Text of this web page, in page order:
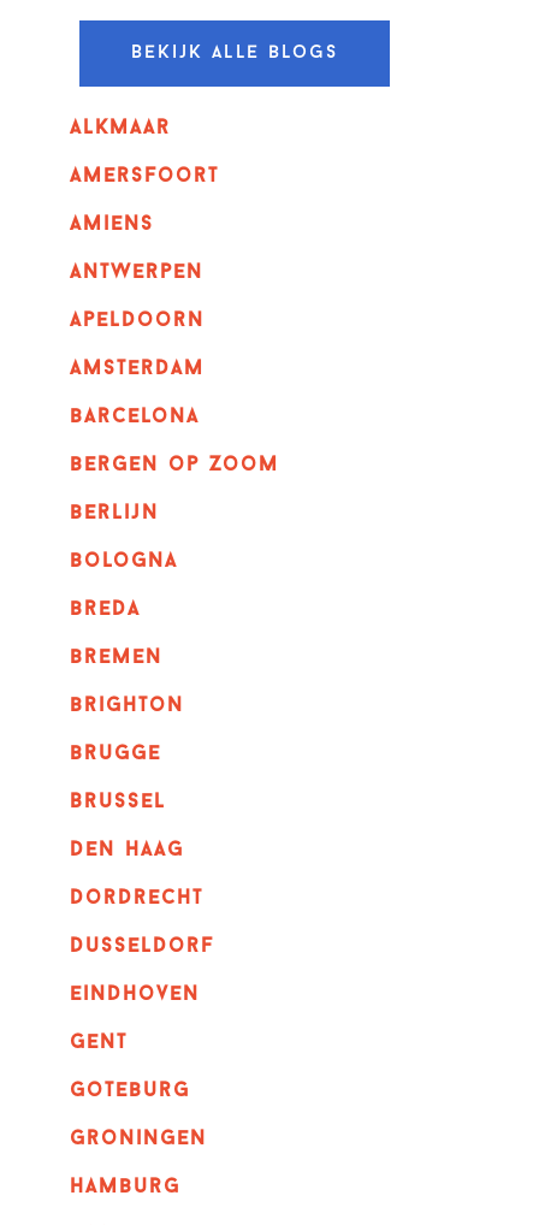
Bekijk alle blogs
alkmaar
amersfoort
amiens
Antwerpen
apeldoorn
Amsterdam
barcelona
bergen op zoom
berlijn
bologna
breda
bremen
brighton
brugge
Brussel
Den haag
dordrecht
dusseldorf
eindhoven
GENT
goteburg
groningen
hamburg